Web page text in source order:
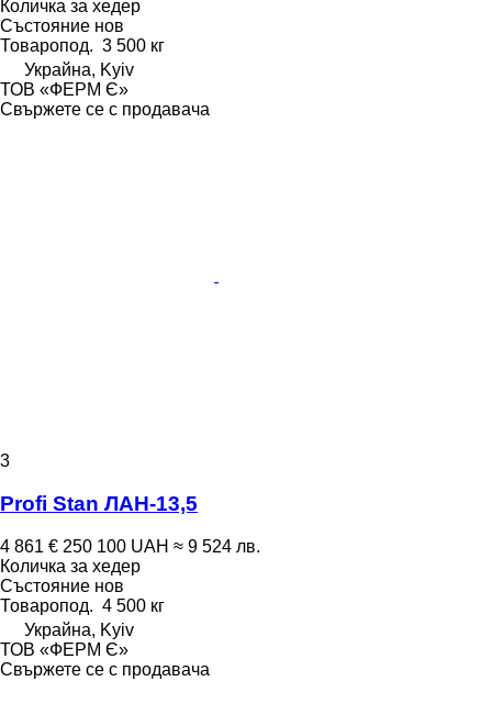
Количка за хедер
Състояние нов
Товаропод. 3 500 кг
Украйна, Kyiv
ТОВ «ФЕРМ Є»
Свържете се с продавача
3
Profi Stan ЛАН-13,5
4 861 € 250 100 UAH ≈ 9 524 лв.
Количка за хедер
Състояние нов
Товаропод. 4 500 кг
Украйна, Kyiv
ТОВ «ФЕРМ Є»
Свържете се с продавача